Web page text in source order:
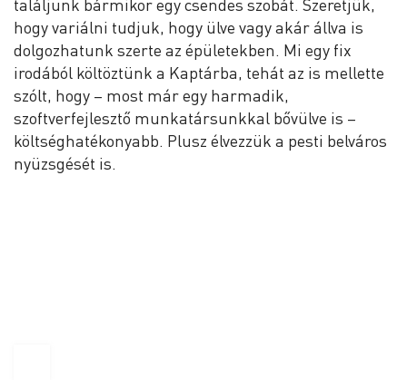
találjunk bármikor egy csendes szobát. Szeretjük,
hogy variálni tudjuk, hogy ülve vagy akár állva is
dolgozhatunk szerte az épületekben. Mi egy fix
irodából költöztünk a Kaptárba, tehát az is mellette
szólt, hogy – most már egy harmadik,
szoftverfejlesztő munkatársunkkal bővülve is –
költséghatékonyabb. Plusz élvezzük a pesti belváros
nyüzsgését is.